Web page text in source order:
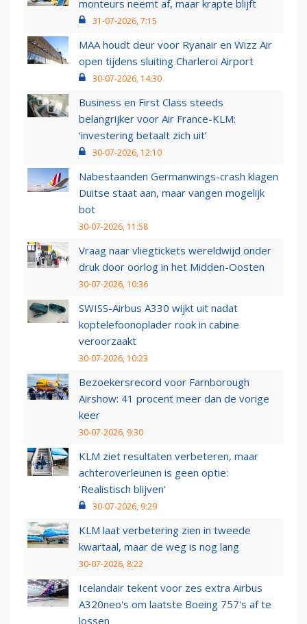
monteurs neemt af, maar krapte blijft
31-07-2026, 7:15
MAA houdt deur voor Ryanair en Wizz Air
open tijdens sluiting Charleroi Airport
30-07-2026, 14:30
Business en First Class steeds
belangrijker voor Air France-KLM:
‘investering betaalt zich uit’
30-07-2026, 12:10
Nabestaanden Germanwings-crash klagen
Duitse staat aan, maar vangen mogelijk
bot
30-07-2026, 11:58
Vraag naar vliegtickets wereldwijd onder
druk door oorlog in het Midden-Oosten
30-07-2026, 10:36
SWISS-Airbus A330 wijkt uit nadat
koptelefoonoplader rook in cabine
veroorzaakt
30-07-2026, 10:23
Bezoekersrecord voor Farnborough
Airshow: 41 procent meer dan de vorige
keer
30-07-2026, 9:30
KLM ziet resultaten verbeteren, maar
achteroverleunen is geen optie:
‘Realistisch blijven’
30-07-2026, 9:29
KLM laat verbetering zien in tweede
kwartaal, maar de weg is nog lang
30-07-2026, 8:22
Icelandair tekent voor zes extra Airbus
A320neo's om laatste Boeing 757's af te
lossen